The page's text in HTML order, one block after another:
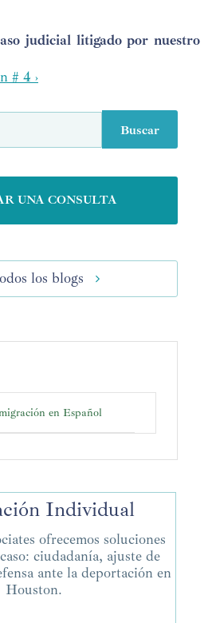
judicial litigado por nuestro
# 4 ›
UNA CONSULTA
los blogs
en Español
Individual
ofrecemos soluciones
ciudadanía, ajuste de
ante la deportación en
Houston.